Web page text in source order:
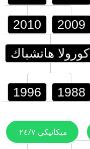
2010 2009
كورولا هاتشباك
1996 1988
ميكانيكي ٢٤/٧